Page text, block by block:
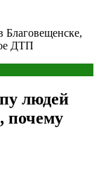
Благовещенске,
ДТП
людей
почему